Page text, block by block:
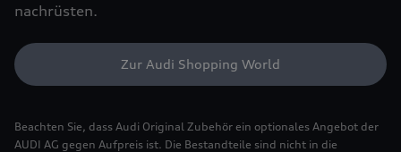
nachrüsten.
Zur Audi Shopping World
Beachten Sie, dass Audi Original Zubehör ein optionales Angebot der
AUDI AG gegen Aufpreis ist. Die Bestandteile sind nicht in die